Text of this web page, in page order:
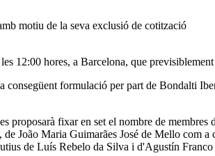
motiu de la seva exclusió de cotització
12:00 hores, a Barcelona, que
formulació per part de Bondalti
fixar en set el nombre de membres
João Maria Guimarães José de Mello com
de Luís Rebelo da Silva i d'Agustín